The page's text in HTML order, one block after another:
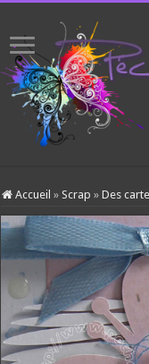
Accueil » Scrap » Des